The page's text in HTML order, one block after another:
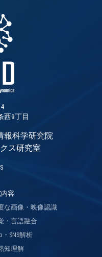
西9丁目
科学研究院
ス研究室
容
な画像・映像認識
・言語融合
・SNS解析
知理解